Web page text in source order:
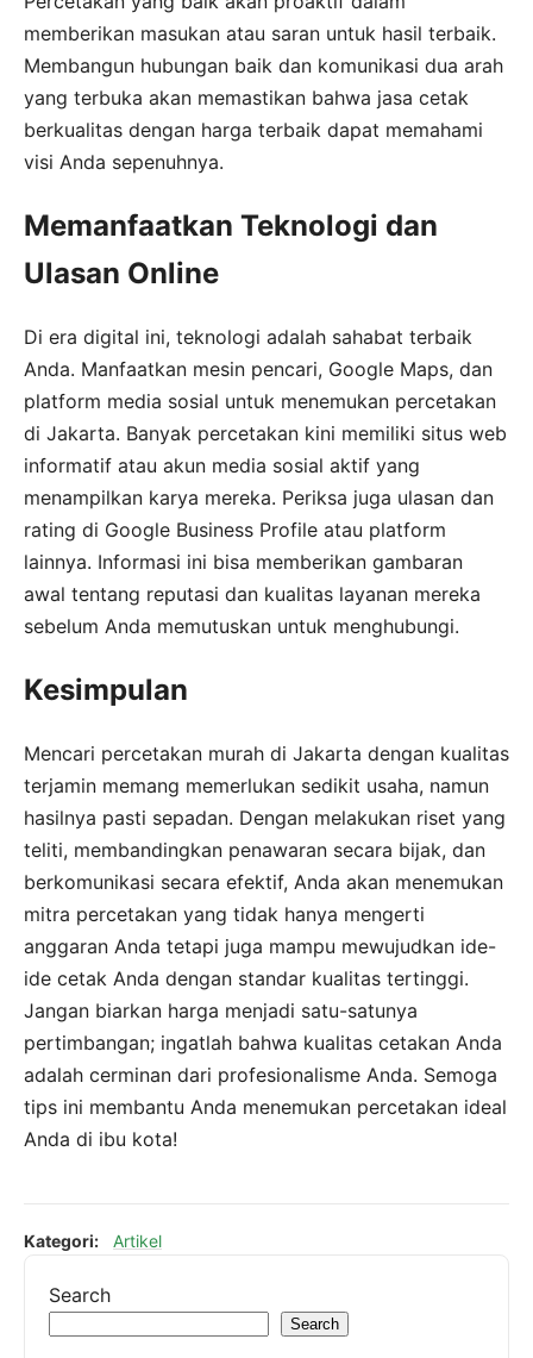
memberikan masukan atau saran untuk hasil terbaik.
Membangun hubungan baik dan komunikasi dua arah
yang terbuka akan memastikan bahwa jasa cetak
berkualitas dengan harga terbaik dapat memahami
visi Anda sepenuhnya.
Memanfaatkan Teknologi dan
Ulasan Online
Di era digital ini, teknologi adalah sahabat terbaik
Anda. Manfaatkan mesin pencari, Google Maps, dan
platform media sosial untuk menemukan percetakan
di Jakarta. Banyak percetakan kini memiliki situs web
informatif atau akun media sosial aktif yang
menampilkan karya mereka. Periksa juga ulasan dan
rating di Google Business Profile atau platform
lainnya. Informasi ini bisa memberikan gambaran
awal tentang reputasi dan kualitas layanan mereka
sebelum Anda memutuskan untuk menghubungi.
Kesimpulan
Mencari percetakan murah di Jakarta dengan kualitas
terjamin memang memerlukan sedikit usaha, namun
hasilnya pasti sepadan. Dengan melakukan riset yang
teliti, membandingkan penawaran secara bijak, dan
berkomunikasi secara efektif, Anda akan menemukan
mitra percetakan yang tidak hanya mengerti
anggaran Anda tetapi juga mampu mewujudkan ide-
ide cetak Anda dengan standar kualitas tertinggi.
Jangan biarkan harga menjadi satu-satunya
pertimbangan; ingatlah bahwa kualitas cetakan Anda
adalah cerminan dari profesionalisme Anda. Semoga
tips ini membantu Anda menemukan percetakan ideal
Anda di ibu kota!
Kategori: Artikel
Search
Search